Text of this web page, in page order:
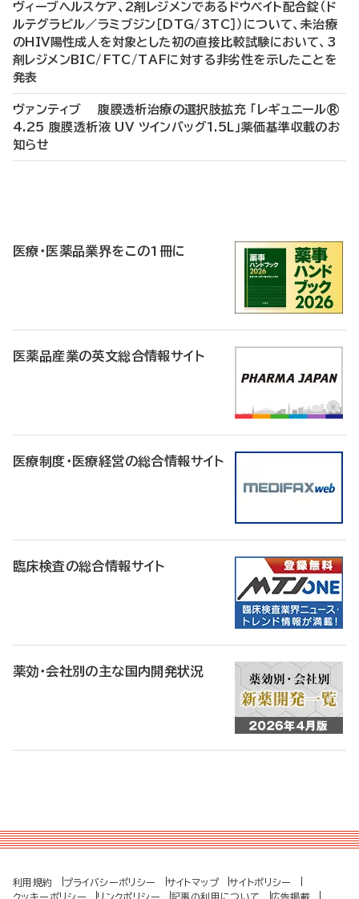
ヴィーブヘルスケア、2剤レジメンであるドウベイト配合錠（ド
ルテグラビル／ラミブジン［DTG/3TC］）について、未治療
のHIV陽性成人を対象とした初の直接比較試験において、3
剤レジメンBIC/FTC/TAFに対する非劣性を示したことを
発表
ヴァンティブ 腹膜透析治療の選択肢拡充 「レギュニール®
4.25 腹膜透析液 UV ツインバッグ1.5L」薬価基準収載のお
知らせ
医療・医薬品業界をこの1冊に
医薬品産業の英文総合情報サイト
医療制度・医療経営の総合情報サイト
臨床検査の総合情報サイト
薬効・会社別の主な国内開発状況
利用規約 プライバシーポリシー サイトマップ
サイトポリシー
クッキーポリシー
リンクポリシー 記事の利用について 広告掲載